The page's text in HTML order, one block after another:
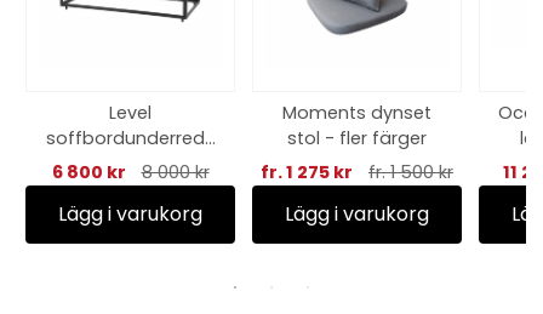
Level
soffbordunderrede
rekt - lava grey
6 800 kr 8 000 kr
Lägg i varukorg
Moments dynset
stol - fler färger
fr. 1 275 kr
fr. 1 500 kr
Lägg i varukorg
11